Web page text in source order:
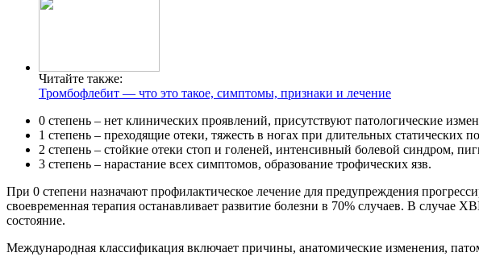
Читайте также:
Тромбофлебит — что это такое, симптомы, признаки и лечение
0 степень – нет клинических проявлений, присутствуют патологические
1 степень – преходящие отеки, тяжесть в ногах при длительных статических
2 степень – стойкие отеки стоп и голеней, интенсивный болевой синдром,
3 степень – нарастание всех симптомов, образование трофических язв.
При 0 степени назначают профилактическое лечение для предупреждения
своевременная терапия останавливает развитие болезни в 70% случаев. В случае
состояние.
Международная классификация включает причины, анатомические изменения,